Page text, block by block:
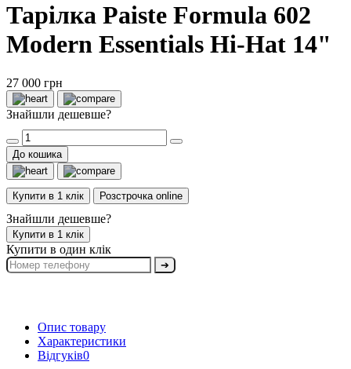
Тарілка Paiste Formula 602
Modern Essentials Hi-Hat 14"
27 000 грн
Знайшли дешевше?
До кошика
Купити в 1 клік Розстрочка online
Знайшли дешевше?
Купити в 1 клік
Купити в один клік
➔
Опис товару
Характеристики
Відгуків0